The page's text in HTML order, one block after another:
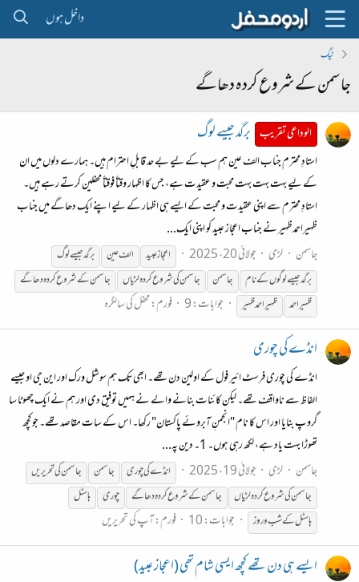
داخل ہوں
ٹیگ
جاسمن کے شروع کردہ دھاگے
الوداعی تقریب برگد جیسے لوگ
استادِ محترم جناب الف عین ہم سب کے لیے بے حد قابلِ احترام ہیں۔ ہمارے دلوں میں ان
کے لیے بہت بہت بہت محبت و عقیدت ہے، جس کا اظہار وقتاً فوقتاً محفلین کرتے رہے ہیں۔
استادِ محترم سے اپنی عقیدت و محبت کے ایسے ہی اظہار کے لیے اپنے ایک دھاگے میں جناب
ظہیراحمدظہیر نے جناب اعجاز عبید کو اپنی ایک...
جاسمن
لڑی جولائی 20، 2025 اعجاز عبید الف عین
برگد جیسے لوگ
برگد جیسے لوگوںکےنام جاسمن جاسمنکیشروعکردہلڑیاں جاسمنکےشروعکردہدھاگے
ظہیر احمد
ظہیر احمد ظہیر جوابات: 9 فورم:محفل کی سالگرہ
انڈے کی چوری
انڈے کی چوری فرسٹ ائیر فول کے اولین دن تھے۔ ابھی تک ہم سوشل ورک اور این جی او جیسے
الفاظ سے ناواقف تھے۔ لیکن کائنات بنانے والے نے ہمیں توفیق دی اور ہم نے ایک چھوٹا سا
گروپ بنایا اور اس کا نام "انجمنِ آبروئے پاکستان" رکھا۔ اس کے سات مقاصد تھے۔ جو کچھ
تھوڑا بہت یاد ہے، لکھ رہی ہوں۔ 1۔ دین پہ...
جاسمن
لڑی جولائی 19، 2025 انڈے کی چوری جاسمن جاسمنکی تحریریں
جاسمنکیشروعکردہلڑیاں جاسمنکےشروعکردہدھاگے چوری
ہاسٹل
ہاسٹلکےشب و روز جوابات: 10 فورم:آپ کی تحریریں
ایسے ہی دن تھے کچھ ایسی شام تھی (اعجاز عبید)